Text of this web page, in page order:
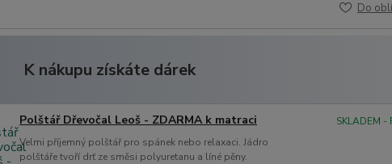
Do
K nákupu získáte dárek
Polštář Dřevočal Leoš - ZDARMA k matraci
Velmi příjemný polštář pro spánek nebo relaxaci. Jádro
polštáře tvoří drť ze směsi polyuretanu a líné pěny.
SKLADEM -